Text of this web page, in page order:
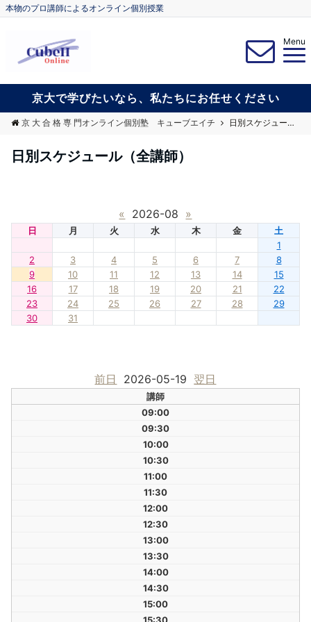
本物のプロ講師によるオンライン個別授業
Menu
京大で学びたいなら、私たちにお任せください
京 大 合 格 専 門オンライン個別塾 キューブエイチ 日別スケジュール（全講師）
日別スケジュール（全講師）
« 2026-08 »
日 月 火 水 木 金
土
1
2
3 4 5 6 7
8
9
10 11 12 13 14
15
16
17 18 19 20 21
22
23
24 25 26 27 28
29
30
31
前日 2026-05-19 翌日
講師
09:00
09:30
10:00
10:30
11:00
11:30
12:00
12:30
13:00
13:30
14:00
14:30
15:00